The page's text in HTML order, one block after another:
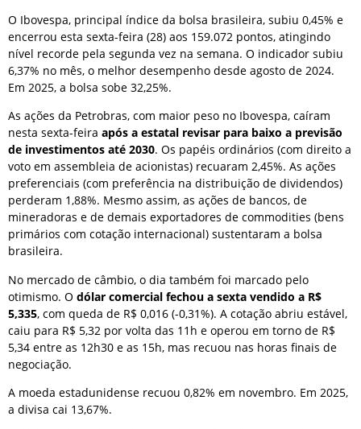
O Ibovespa, principal índice da bolsa brasileira, subiu 0,45% e
encerrou esta sexta-feira (28) aos 159.072 pontos, atingindo
nível recorde pela segunda vez na semana. O indicador subiu
6,37% no mês, o melhor desempenho desde agosto de 2024.
Em 2025, a bolsa sobe 32,25%.
As ações da Petrobras, com maior peso no Ibovespa, caíram
nesta sexta-feira após a estatal revisar para baixo a previsão
de investimentos até 2030. Os papéis ordinários (com direito a
voto em assembleia de acionistas) recuaram 2,45%. As ações
preferenciais (com preferência na distribuição de dividendos)
perderam 1,88%. Mesmo assim, as ações de bancos, de
mineradoras e de demais exportadores de commodities (bens
primários com cotação internacional) sustentaram a bolsa
brasileira.
No mercado de câmbio, o dia também foi marcado pelo
otimismo. O dólar comercial fechou a sexta vendido a R$
5,335, com queda de R$ 0,016 (-0,31%). A cotação abriu estável,
caiu para R$ 5,32 por volta das 11h e operou em torno de R$
5,34 entre as 12h30 e as 15h, mas recuou nas horas finais de
negociação.
A moeda estadunidense recuou 0,82% em novembro. Em 2025,
a divisa cai 13,67%.